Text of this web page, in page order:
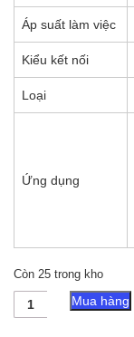
Áp suất làm việc
Kiểu kết nối
Loại
Ứng dụng
Còn 25 trong kho
Van
an
Mua hàng